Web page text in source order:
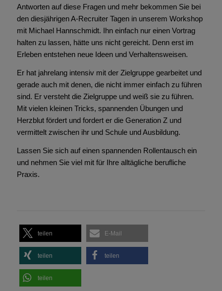
Antworten auf diese Fragen und mehr bekommen Sie bei
den diesjährigen A-Recruiter Tagen in unserem Workshop
mit Michael Hannschmidt. Ihn einfach nur einen Vortrag
halten zu lassen, hätte uns nicht gereicht. Denn erst im
Erleben entstehen neue Ideen und Verhaltensweisen.
Er hat jahrelang intensiv mit der Zielgruppe gearbeitet und
gerade auch mit denen, die nicht immer einfach zu führen
sind. Er versteht die Zielgruppe und weiß sie zu führen.
Mit vielen kleinen Tricks, spannenden Übungen und
Herzblut fördert und fordert er die Generation Z und
vermittelt zwischen ihr und Schule und Ausbildung.
Lassen Sie sich auf einen spannenden Rollentausch ein
und nehmen Sie viel mit für Ihre alltägliche berufliche
Praxis.
teilen E-Mail
teilen teilen
teilen